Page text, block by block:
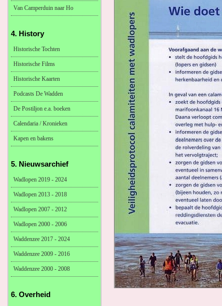
Van Camperduin naar Ho
4. History
Historische Tochten
Historische Films
Historische Kaarten
Podcasts De Wadden
De Postiljon e.a. boeken
Calendaria / Kronieken
Kapen en bakens
5. Nieuwsarchief
Wadlopen 2019 - 2024
Wadlopen 2013 - 2018
Wadlopen 2007 - 2012
Wadlopen 2000 - 2006
Waddenzee 2017 - 2024
Waddenzee 2009 - 2016
Waddenzee 2000 - 2008
6. Overheid